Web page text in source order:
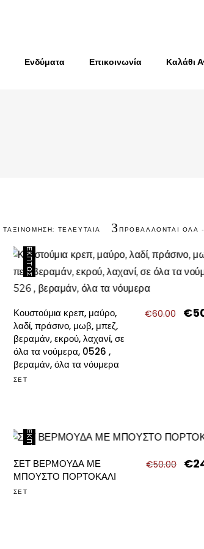
Ενδύματα Επικοινωνία Καλάθι
ΤΑΞΙΝΌΜΗΣΗ: ΤΕΛΕΥΤΑΊΑ ΠΡΟΒΆΛΛΟΝΤΑΙ ΌΛΑ
τρέχουσα
€19.00.
ΈΚΠΤΩΣΗ
Κουστούμια κρεπ, μαύρο,
λαδί, πράσινο, μωβ, μπεζ,
βεραμάν, εκρού, λαχανί, σε
όλα τα νούμερα, 0526 ,
βεραμάν, όλα τα νόυμερα
€60.00 €
ΣΕΤ
τρέχουσα
ΈΚΠΤΩΣΗ
ΣΕΤ ΒΕΡΜΟΥΔΑ ΜΕ
ΜΠΟΥΣΤΟ ΠΟΡΤΟΚΑΛΙ
€50.00 €
ΣΕΤ